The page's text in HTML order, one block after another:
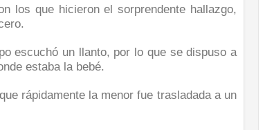
los que hicieron el sorprendente hallazgo,
escuchó un llanto, por lo que se dispuso a
estaba la bebé.
rápidamente la menor fue trasladada a un